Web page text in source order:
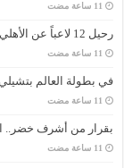
رحيل 12 لاعباً عن الأهلي هذا الصيف.. وتريزيجيه وديانج وبن رمضان في المقدمة
في بطولة العالم
بقرار من أشرف خضر..